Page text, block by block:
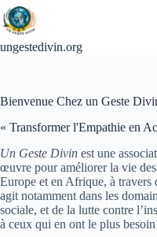
Passer
au
contenu
ungestedivin.org
Bienvenue Chez un Geste
« Transformer l'Empathie en
Un Geste Divin est une
œuvre pour améliorer la vie
Europe et en Afrique, à travers
agit notamment dans les
sociale, et de la lutte contre
à ceux qui en ont le plus besoin